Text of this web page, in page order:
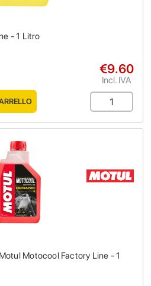
- 1 Litro
€9.60
Incl. IVA
Motocool Factory Line - 1